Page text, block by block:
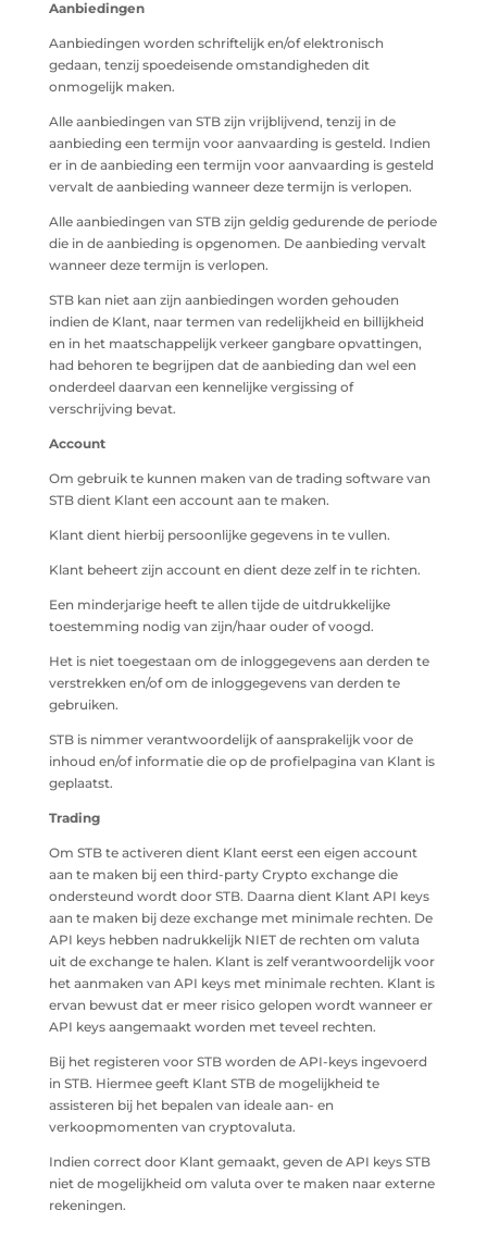
Aanbiedingen
Aanbiedingen worden schriftelijk en/of elektronisch
gedaan, tenzij spoedeisende omstandigheden dit
onmogelijk maken.
Alle aanbiedingen van STB zijn vrijblijvend, tenzij in de
aanbieding een termijn voor aanvaarding is gesteld. Indien
er in de aanbieding een termijn voor aanvaarding is gesteld
vervalt de aanbieding wanneer deze termijn is verlopen.
Alle aanbiedingen van STB zijn geldig gedurende de periode
die in de aanbieding is opgenomen. De aanbieding vervalt
wanneer deze termijn is verlopen.
STB kan niet aan zijn aanbiedingen worden gehouden
indien de Klant, naar termen van redelijkheid en billijkheid
en in het maatschappelijk verkeer gangbare opvattingen,
had behoren te begrijpen dat de aanbieding dan wel een
onderdeel daarvan een kennelijke vergissing of
verschrijving bevat.
Account
Om gebruik te kunnen maken van de trading software van
STB dient Klant een account aan te maken.
Klant dient hierbij persoonlijke gegevens in te vullen.
Klant beheert zijn account en dient deze zelf in te richten.
Een minderjarige heeft te allen tijde de uitdrukkelijke
toestemming nodig van zijn/haar ouder of voogd.
Het is niet toegestaan om de inloggegevens aan derden te
verstrekken en/of om de inloggegevens van derden te
gebruiken.
STB is nimmer verantwoordelijk of aansprakelijk voor de
inhoud en/of informatie die op de profielpagina van Klant is
geplaatst.
Trading
Om STB te activeren dient Klant eerst een eigen account
aan te maken bij een third-party Crypto exchange die
ondersteund wordt door STB. Daarna dient Klant API keys
aan te maken bij deze exchange met minimale rechten. De
API keys hebben nadrukkelijk NIET de rechten om valuta
uit de exchange te halen. Klant is zelf verantwoordelijk voor
het aanmaken van API keys met minimale rechten. Klant is
ervan bewust dat er meer risico gelopen wordt wanneer er
API keys aangemaakt worden met teveel rechten.
Bij het registeren voor STB worden de API-keys ingevoerd
in STB. Hiermee geeft Klant STB de mogelijkheid te
assisteren bij het bepalen van ideale aan- en
verkoopmomenten van cryptovaluta.
Indien correct door Klant gemaakt, geven de API keys STB
niet de mogelijkheid om valuta over te maken naar externe
rekeningen.